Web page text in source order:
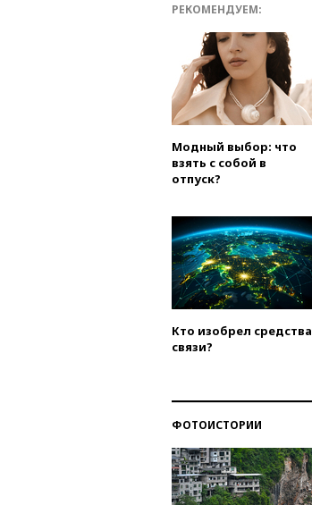
РЕКОМЕНДУЕМ:
Модный выбор: что
взять с собой в
отпуск?
Кто изобрел средства
связи?
ФОТОИСТОРИИ